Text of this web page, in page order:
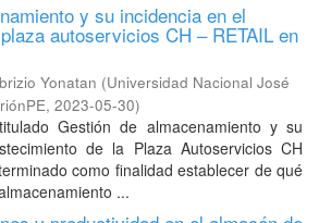
y su incidencia en el
autoservicios CH – RETAIL en
Yonatan (Universidad Nacional José
, 2023-05-30)
Gestión de almacenamiento y su
de la Plaza Autoservicios CH
como finalidad establecer de qué
...